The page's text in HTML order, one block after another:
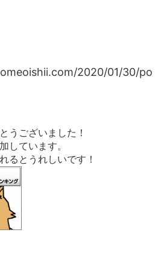
2020/01/30/po
うございました！
しています。
るとうれしいです！